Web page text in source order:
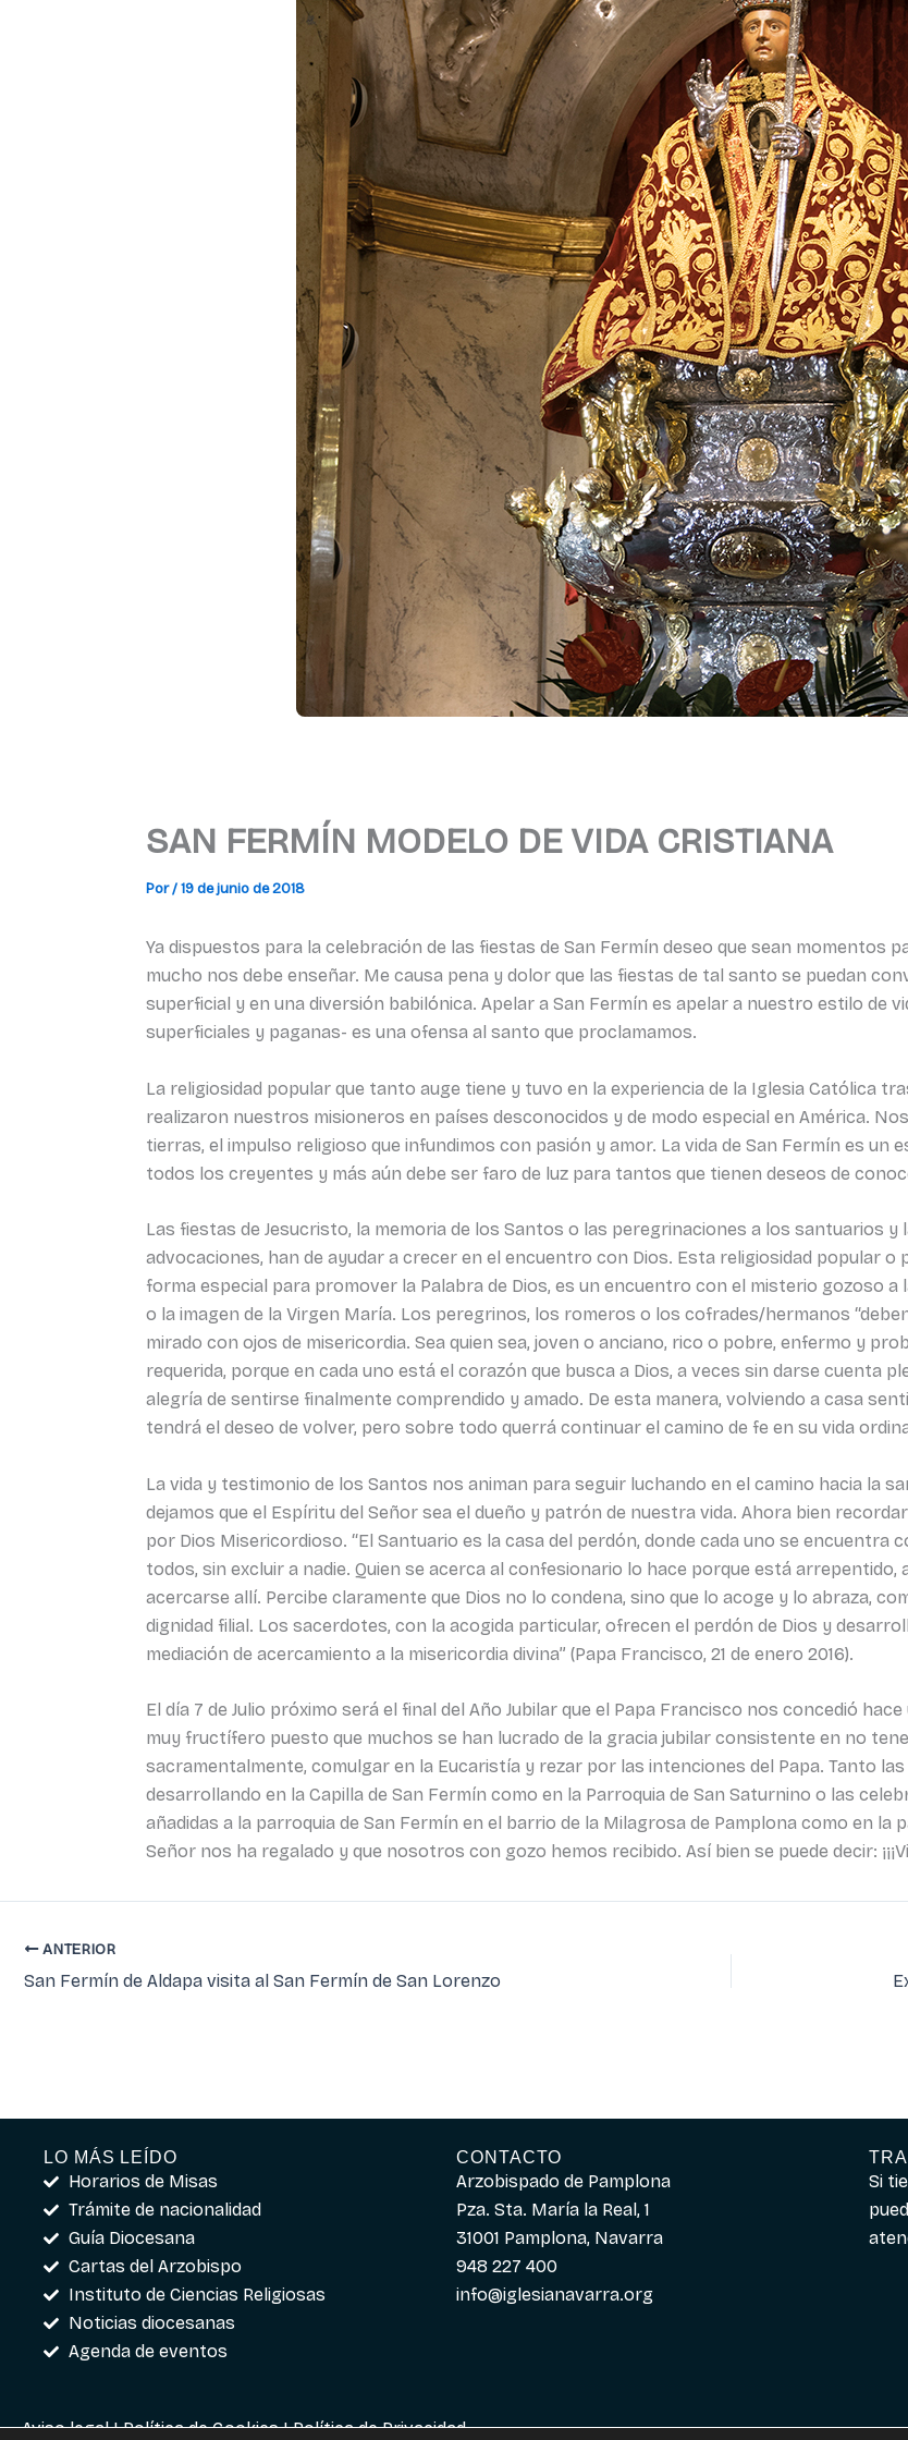
SAN FERMÍN MODELO DE VIDA CRISTIANA
Por/19 de junio de 2018
Ya dispuestos para la celebración de las fiestas de San Fermín deseo que sean momentos
mucho nos debe enseñar. Me causa pena y dolor que las fiestas de tal santo se puedan
superficial y en una diversión babilónica. Apelar a San Fermín es apelar a nuestro estilo de
superficiales y paganas- es una ofensa al santo que proclamamos.
La religiosidad popular que tanto auge tiene y tuvo en la experiencia de la Iglesia Católica
realizaron nuestros misioneros en países desconocidos y de modo especial en América.
tierras, el impulso religioso que infundimos con pasión y amor. La vida de San Fermín es un
todos los creyentes y más aún debe ser faro de luz para tantos que tienen deseos de
Las fiestas de Jesucristo, la memoria de los Santos o las peregrinaciones a los santuarios y
advocaciones, han de ayudar a crecer en el encuentro con Dios. Esta religiosidad popular o
forma especial para promover la Palabra de Dios, es un encuentro con el misterio gozoso
o la imagen de la Virgen María. Los peregrinos, los romeros o los cofrades/hermanos
mirado con ojos de misericordia. Sea quien sea, joven o anciano, rico o pobre, enfermo y
requerida, porque en cada uno está el corazón que busca a Dios, a veces sin darse cuenta
alegría de sentirse finalmente comprendido y amado. De esta manera, volviendo a casa
tendrá el deseo de volver, pero sobre todo querrá continuar el camino de fe en su vida
La vida y testimonio de los Santos nos animan para seguir luchando en el camino hacia la
dejamos que el Espíritu del Señor sea el dueño y patrón de nuestra vida. Ahora bien
por Dios Misericordioso. “El Santuario es la casa del perdón, donde cada uno se encuentra
todos, sin excluir a nadie. Quien se acerca al confesionario lo hace porque está arrepentido,
acercarse allí. Percibe claramente que Dios no lo condena, sino que lo acoge y lo abraza,
dignidad filial. Los sacerdotes, con la acogida particular, ofrecen el perdón de Dios y
mediación de acercamiento a la misericordia divina” (Papa Francisco, 21 de enero 2016).
El día 7 de Julio próximo será el final del Año Jubilar que el Papa Francisco nos concedió
muy fructífero puesto que muchos se han lucrado de la gracia jubilar consistente en no
sacramentalmente, comulgar en la Eucaristía y rezar por las intenciones del Papa. Tanto
desarrollando en la Capilla de San Fermín como en la Parroquia de San Saturnino o las
añadidas a la parroquia de San Fermín en el barrio de la Milagrosa de Pamplona como en la
Señor nos ha regalado y que nosotros con gozo hemos recibido. Así bien se puede decir:
ANTERIOR
San Fermín de Aldapa visita al San Fermín de San Lorenzo
LO MÁS LEÍDO
Horarios de Misas
Trámite de nacionalidad
Guía Diocesana
Cartas del Arzobispo
Instituto de Ciencias Religiosas
Noticias diocesanas
Agenda de eventos
CONTACTO
Arzobispado de Pamplona
Pza. Sta. María la Real, 1
31001 Pamplona, Navarra
948 227 400
info@iglesianavarra.org
Si
Aviso legal|Política de Cookies|Política de Privacidad